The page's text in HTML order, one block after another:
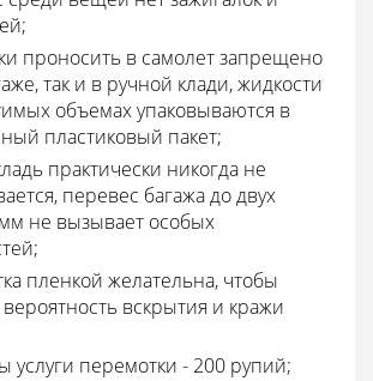
проносить в самолет запрещено
так и в ручной клади, жидкости
объемах упаковываются в
пластиковый пакет;
практически никогда не
перевес багажа до двух
не вызывает особых
пленкой желательна, чтобы
вскрытия и кражи
услуги перемотки - 200 рупий;